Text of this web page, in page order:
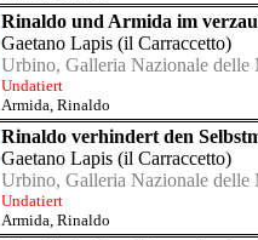
Rinaldo und Armida im
Gaetano Lapis (il Carraccetto)
Urbino, Galleria Nazionale delle
Undatiert
Armida, Rinaldo
Rinaldo verhindert den
Gaetano Lapis (il Carraccetto)
Urbino, Galleria Nazionale delle
Undatiert
Armida, Rinaldo